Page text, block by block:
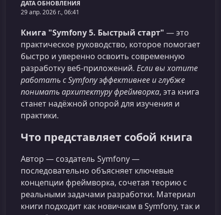
ДАТА ОБНОВЛЕНИЯ
29 апр. 2026 г., 06:41
Книга "Symfony 5. Быстрый старт" — это
практическое руководство, которое помогает
быстро и уверенно освоить современную
разработку веб‑приложений. Если вы хотите
работать с Symfony эффективнее и глубже
понимать архитектуру фреймворка, эта книга
станет надёжной опорой для изучения и
практики.
Что представляет собой книга
Автор — создатель Symfony —
последовательно объясняет ключевые
концепции фреймворка, сочетая теорию с
реальными задачами разработки. Материал
книги подходит как новичкам в Symfony, так и